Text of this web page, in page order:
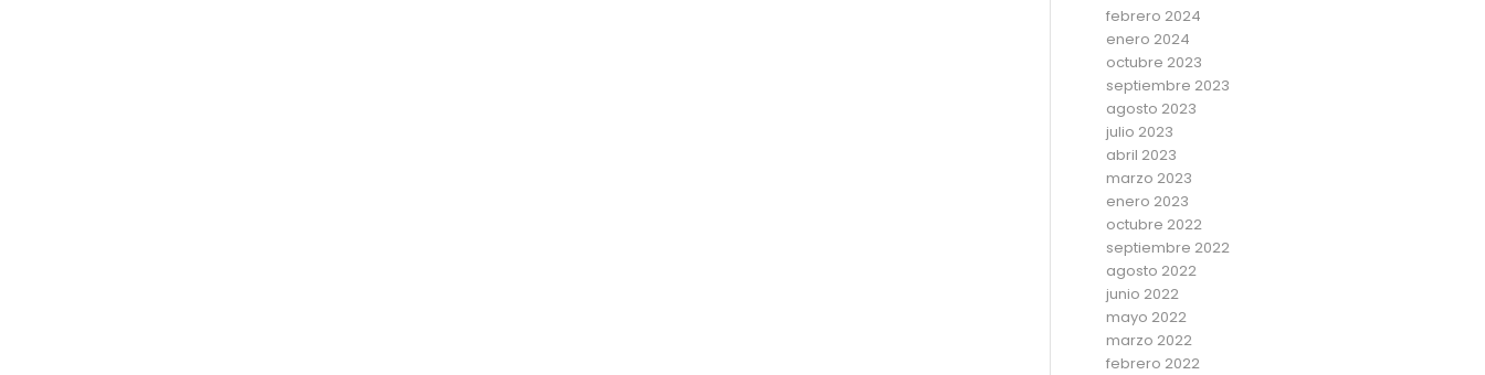
febrero 2024
enero 2024
octubre 2023
septiembre 2023
agosto 2023
julio 2023
abril 2023
marzo 2023
enero 2023
octubre 2022
septiembre 2022
agosto 2022
junio 2022
mayo 2022
marzo 2022
febrero 2022